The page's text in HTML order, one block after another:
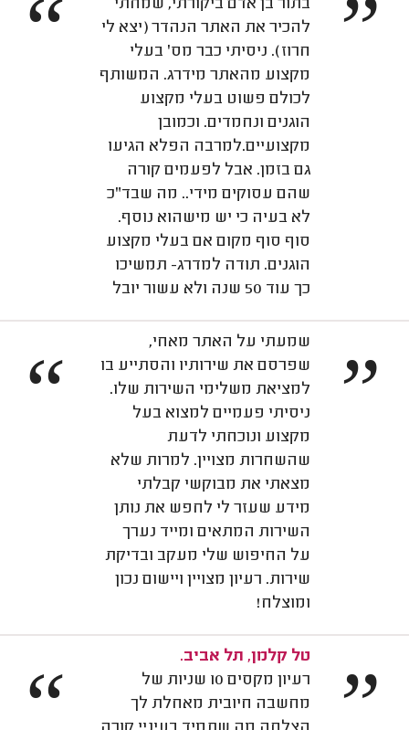
”
בתור בן אדם ביקורתי, שמחתי
להכיר את האתר הנהדר (יצא לי
חרוז). ניסיתי כבר מס' בעלי
מקצוע מהאתר מידרג. המשותף
לכולם פשוט בעלי מקצוע
הוגנים ונחמדים. וכמובן
מקצועיים.למרבה הפלא הגיעו
גם בזמן. אבל לפעמים קורה
שהם עסוקים מידי.. מה שבד"כ
לא בעיה כי יש מישהוא נוסף.
סוף סוף מקום אם בעלי מקצוע
הוגנים. תודה למדרג- תמשיכו
כך עוד 50 שנה ולא עשור יובל
“
”
שמעתי על האתר מאחי,
שפרסם את שירותיו והסתייע בו
למציאת משלימי השירות שלו.
ניסיתי פעמיים למצוא בעל
מקצוע ונוכחתי לדעת
שהשחרות מצויין. למרות שלא
מצאתי את מבוקשי קבלתי
מידע שעזר לי לחפש את נותן
השירות המתאים ומייד נערך
על החיפוש שלי מעקב ובדיקת
שירות. רעיון מצויין ויישום נכון
ומוצלח!
“
”
טל קלמן, תל אביב.
רעיון מקסים 10 שניות של
מחשבה חיובית מאחלת לך
“